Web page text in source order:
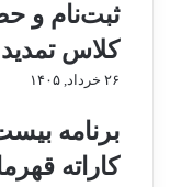
م
د
ی
د
م
ب
ا
ثبت‌نام و
کلاس
۲۶ خرداد, ۱۴۰۵
برنامه
کاراته